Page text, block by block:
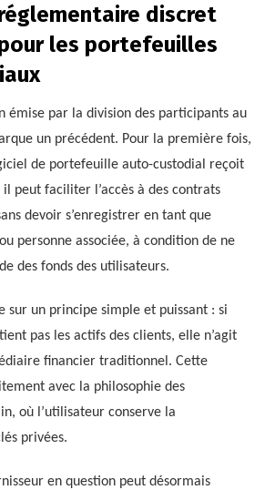
discret
les portefeuilles
émise par la division des participants au
un précédent. Pour la première fois,
de portefeuille auto-custodial reçoit
peut faciliter l’accès à des contrats
devoir s’enregistrer en tant que
personne associée, à condition de ne
des fonds des utilisateurs.
sur un principe simple et puissant : si
pas les actifs des clients, elle n’agit
financier traditionnel. Cette
avec la philosophie des
où l’utilisateur conserve la
privées.
en question peut désormais